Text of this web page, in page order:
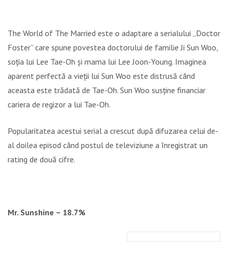
The World of The Married este o adaptare a serialului „Doctor
Foster” care spune povestea doctorului de familie Ji Sun Woo,
soția lui Lee Tae-Oh și mama lui Lee Joon-Young. Imaginea
aparent perfectă a vieții lui Sun Woo este distrusă când
aceasta este trădată de Tae-Oh. Sun Woo susține financiar
cariera de regizor a lui Tae-Oh.
Popularitatea acestui serial a crescut după difuzarea celui de-
al doilea episod când postul de televiziune a înregistrat un
rating de două cifre.
Mr. Sunshine – 18.7%